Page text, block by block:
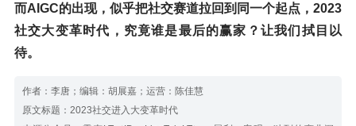
而AIGC的出现，似乎把社交赛道拉回到同一个起点，2023
社交大变革时代，究竟谁是最后的赢家？让我们拭目以
待。
作者：李唐；编辑：胡展嘉；运营：陈佳慧
原文标题：2023社交进入大变革时代